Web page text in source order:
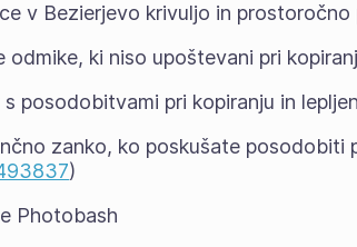
v Bezierjevo krivuljo in prostoročno
odmike, ki niso upoštevani pri
posodobitvami pri kopiranju in
zanko, ko poskušate posodobiti
)
Photobash